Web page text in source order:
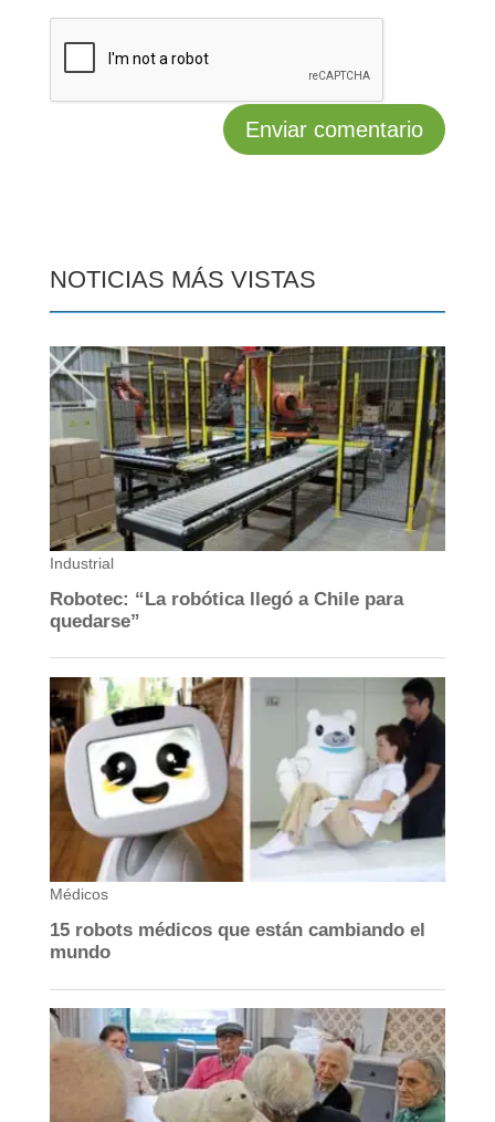
NOTICIAS MÁS VISTAS